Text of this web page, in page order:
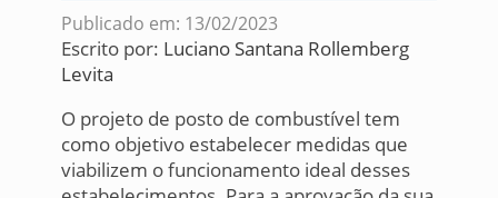
Publicado em: 13/02/2023
Escrito por: Luciano Santana Rollemberg
Levita
O projeto de posto de combustível tem
como objetivo estabelecer medidas que
viabilizem o funcionamento ideal desses